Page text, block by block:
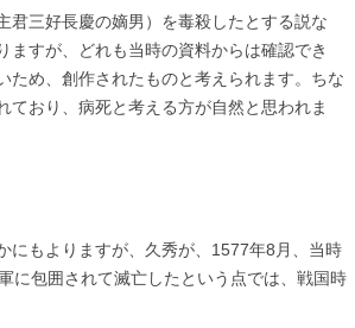
君三好長慶の嫡男）を毒殺したとする説な
ますが、どれも当時の資料からは確認でき
ため、創作されたものと考えられます。ちな
おり、病死と考える方が自然と思われま
にもよりますが、久秀が、1577年8月、当時
に包囲されて滅亡したという点では、戦国時